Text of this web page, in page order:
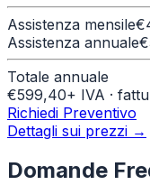
Assistenza mensile€
Assistenza annuale€
Totale annuale
€599,40+ IVA ·
Richiedi Preventivo
Dettagli sui prezzi →
Domande